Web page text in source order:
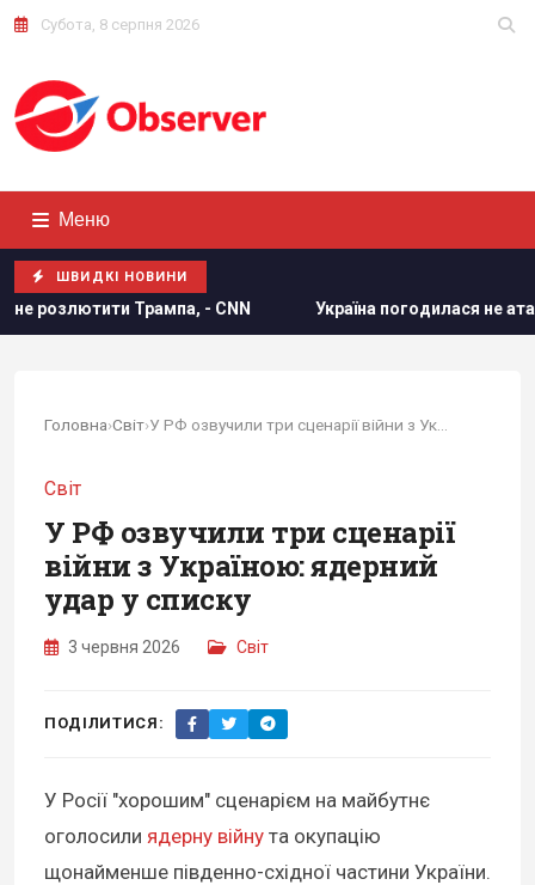
Субота, 8 серпня 2026
Меню
ШВИДКІ НОВИНИ
- CNN Україна погодилася не атакувати
Головна›Світ›
Світ
У РФ озвучили три сценарії
війни з Україною: ядерний
удар у списку
3 червня 2026 Світ
ПОДІЛИТИСЯ:
У Росії "хорошим" сценарієм на майбутнє
оголосили ядерну війну та окупацію
щонайменше південно-східної частини України.